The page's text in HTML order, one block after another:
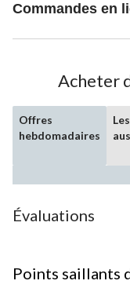
Commandes en
Acheter
Offres
hebdomadaires
Évaluations
Points saillants